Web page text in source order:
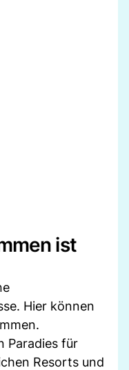
ist
Hier können
Paradies für
Resorts und